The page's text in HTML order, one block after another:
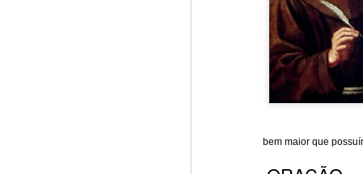
bem maior que
Win-
Gaza